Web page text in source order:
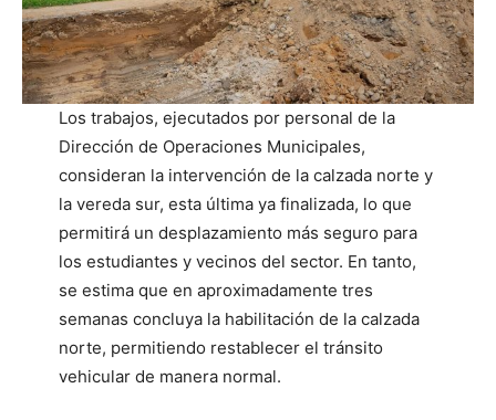
Los trabajos, ejecutados por personal de la
Dirección de Operaciones Municipales,
consideran la intervención de la calzada norte y
la vereda sur, esta última ya finalizada, lo que
permitirá un desplazamiento más seguro para
los estudiantes y vecinos del sector. En tanto,
se estima que en aproximadamente tres
semanas concluya la habilitación de la calzada
norte, permitiendo restablecer el tránsito
vehicular de manera normal.